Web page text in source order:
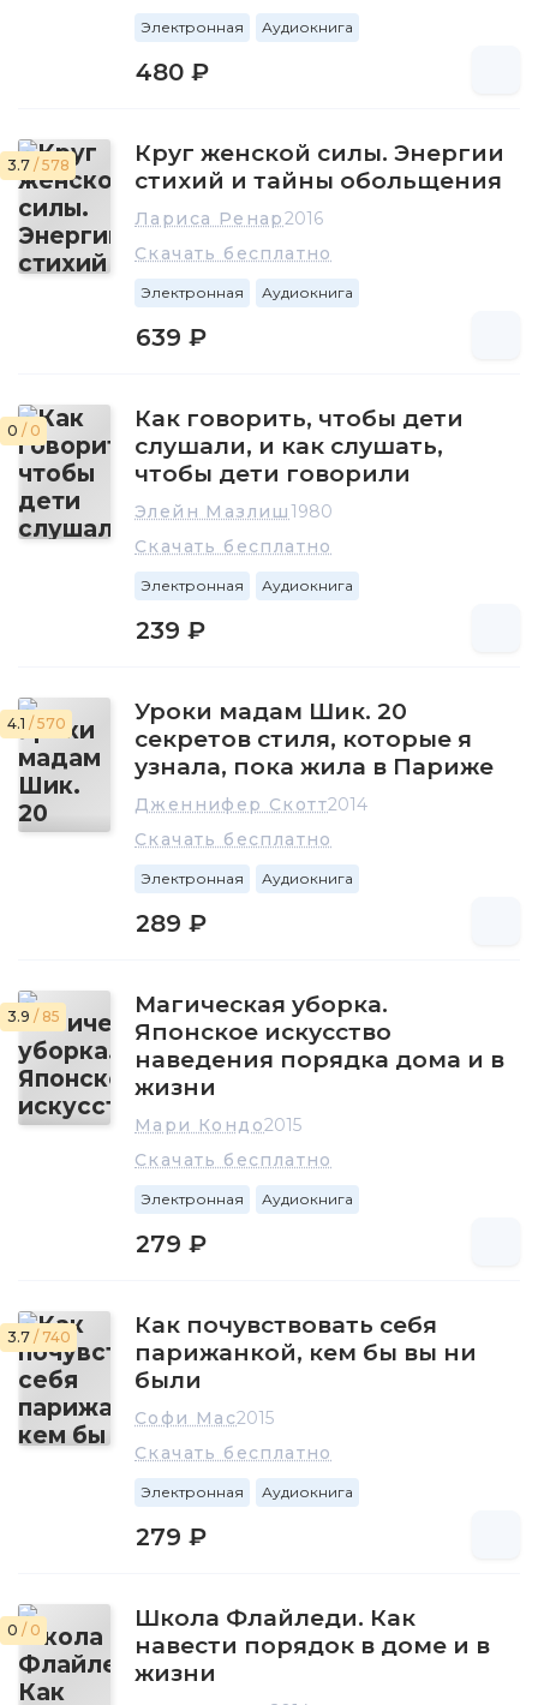
Электронная Аудиокнига
480 ₽
3.7 / 578
Круг женской силы. Энергии
стихий и тайны обольщения
Лариса Ренар2016
Скачать бесплатно
Электронная Аудиокнига
639 ₽
0 / 0
Как говорить, чтобы дети
слушали, и как слушать,
чтобы дети говорили
Элейн Мазлиш1980
Скачать бесплатно
Электронная Аудиокнига
239 ₽
4.1 / 570
Уроки мадам Шик. 20
секретов стиля, которые я
узнала, пока жила в Париже
Дженнифер Скотт2014
Скачать бесплатно
Электронная Аудиокнига
289 ₽
3.9 / 85
Магическая уборка.
Японское искусство
наведения порядка дома и в
жизни
Мари Кондо2015
Скачать бесплатно
Электронная Аудиокнига
279 ₽
3.7 / 740
Как почувствовать себя
парижанкой, кем бы вы ни
были
Софи Мас2015
Скачать бесплатно
Электронная Аудиокнига
279 ₽
0 / 0
Школа Флайледи. Как
навести порядок в доме и в
жизни